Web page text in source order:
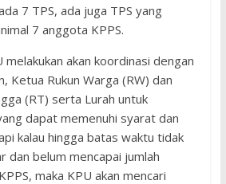
7 TPS, ada juga TPS yang
7 anggota KPPS.
melakukan akan koordinasi dengan
Ketua Rukun Warga (RW) dan
(RT) serta Lurah untuk
dapat memenuhi syarat dan
kalau hingga batas waktu tidak
dan belum mencapai jumlah
maka KPU akan mencari